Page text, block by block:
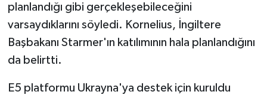
planlandığı gibi gerçekleşebileceğini
varsaydıklarını söyledi. Kornelius, İngiltere
Başbakanı Starmer'ın katılımının hala planlandığını
da belirtti.
E5 platformu Ukrayna'ya destek için kuruldu